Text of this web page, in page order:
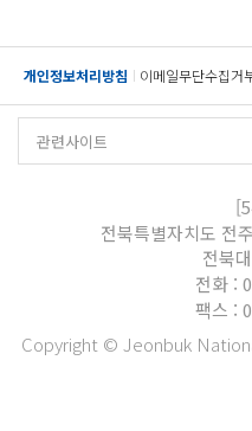
개인정보처리방침 이메일무단수집거
전북특별자치도 전
전북
전화 :
팩스 :
Copyright © Jeonbuk